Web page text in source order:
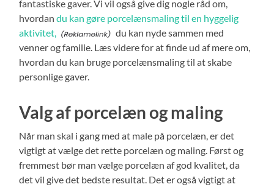
fantastiske gaver. Vi vil også give dig nogle råd om,
hvordandu kan gøre porcelænsmaling til en hyggelig
aktivitet,
du kan nyde sammen med
venner og familie. Læs videre for at finde ud af mere om,
hvordan du kan bruge porcelænsmaling til at skabe
personlige gaver.
Valg af porcelæn og maling
Når man skal i gang med at male på porcelæn, er det
vigtigt at vælge det rette porcelæn og maling. Først og
fremmest bør man vælge porcelæn af god kvalitet, da
det vil give det bedste resultat. Det er også vigtigt at